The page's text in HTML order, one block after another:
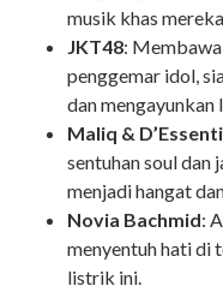
musik khas mereka.
JKT48:
penggemar idol,
dan
Maliq &
sentuhan soul dan
menjadi hangat
Novia Bachmid:
menyentuh hati di
listrik ini.